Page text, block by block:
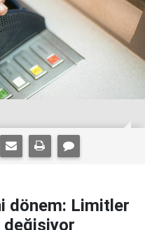
dönem: Limitler
değişiyor